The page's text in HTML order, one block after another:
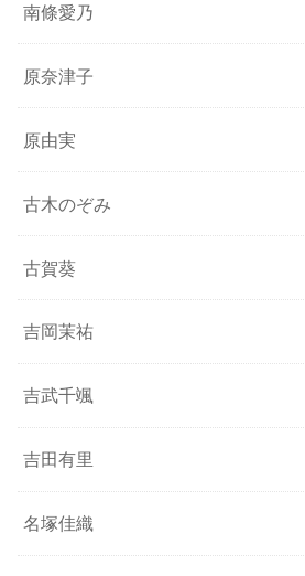
南條愛乃
原奈津子
原由実
古木のぞみ
古賀葵
吉岡茉祐
吉武千颯
吉田有里
名塚佳織